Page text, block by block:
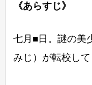
《あらすじ》
七月■日。謎の美
みじ）が転校して